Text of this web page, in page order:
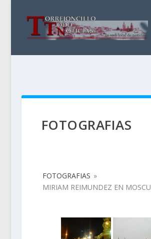
FOTOGRAFIAS
FOTOGRAFIAS »
MIRIAM REIMUNDEZ EN MOSCU